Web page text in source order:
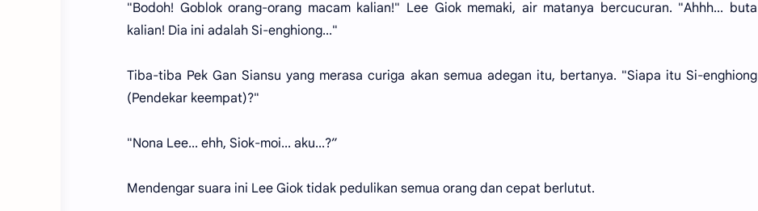
"Bodoh! Goblok orang-orang macam kalian!" Lee Giok memaki, air matanya bercucuran. "Ahhh... buta
kalian! Dia ini adalah Si-enghiong..."
Tiba-tiba Pek Gan Siansu yang merasa curiga akan semua adegan itu, bertanya. "Siapa itu Si-enghiong
(Pendekar keempat)?"
"Nona Lee... ehh, Siok-moi... aku...?”
Mendengar suara ini Lee Giok tidak pedulikan semua orang dan cepat berlutut.